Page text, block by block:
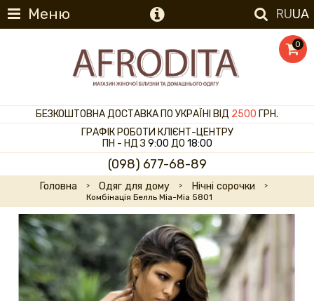
Меню RUUA
0
БЕЗКОШТОВНА ДОСТАВКА ПО УКРАЇНІ ВІД 2500 ГРН.
ГРАФІК РОБОТИ КЛІЄНТ-ЦЕНТРУ
ПН - НД З 9:00 ДО 18:00
(098) 677-68-89
Головна Одяг для дому Нічні сорочки
Комбінація Белль Mia-Mia 5801